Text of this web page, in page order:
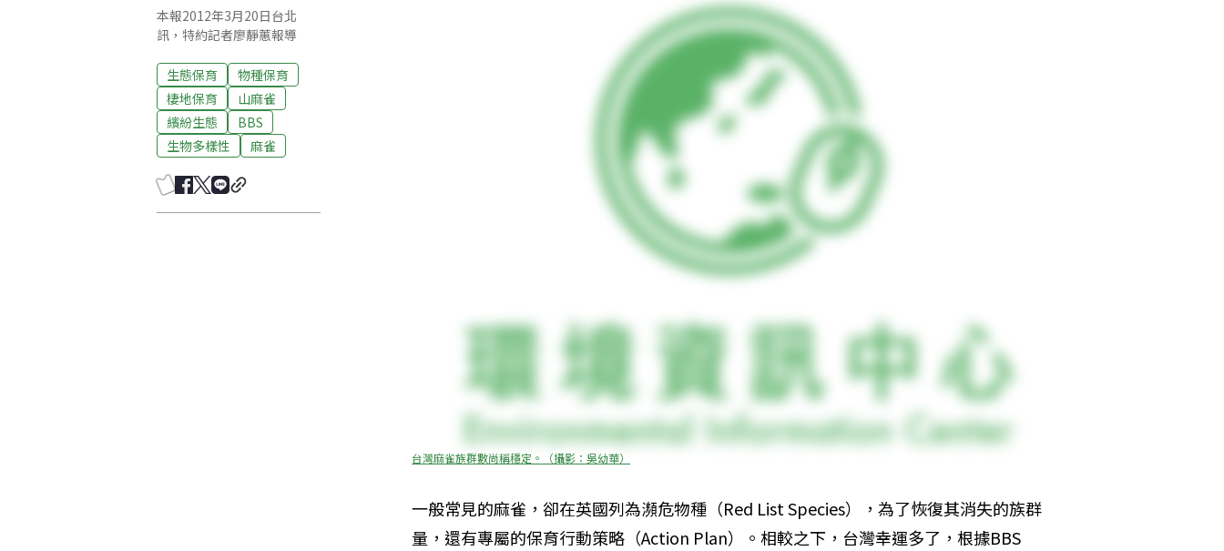
本報2012年3月20日台北
訊，特約記者廖靜蕙報導
生態保育
物種保育
棲地保育
山麻雀
繽紛生態
BBS
生物多樣性
麻雀
台灣麻雀族群數尚稱穩定。（攝影：吳幼華）
一般常見的麻雀，卻在英國列為瀕危物種（Red List Species），為了恢復其消失的族群
量，還有專屬的保育行動策略（Action Plan）。相較之下，台灣幸運多了，根據BBS